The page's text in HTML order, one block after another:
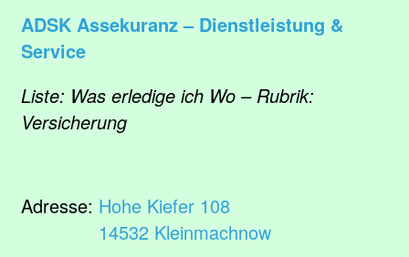
ADSK Assekuranz – Dienstleistung &
Service
Liste: Was erledige ich Wo – Rubrik:
Versicherung
Adresse: Hohe Kiefer 108
14532 Kleinmachnow